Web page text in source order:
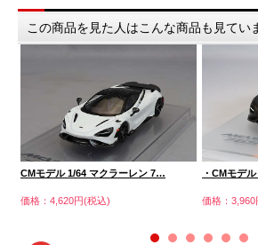
この商品を見た人はこんな商品も見てい
CMモデル 1/64 マクラーレン 7…
価格：4,620円(税込)
・CMモデ
価格：3,960